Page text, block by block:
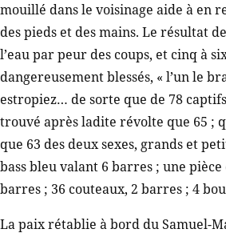
mouillé dans le voisinage aide à en
des pieds et des mains. Le résultat
l’eau par peur des coups, et cinq à
dangereusement blessés, « l’un le
estropiez… de sorte que de 78
trouvé après ladite révolte que 65 ;
que 63 des deux sexes, grands et
bass bleu valant 6 barres ; une
barres ; 36 couteaux, 2 barres ; 4
La paix rétablie à bord du Samuel-